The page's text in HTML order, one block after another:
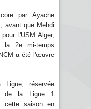
par Ayache
avant que Mehdi
l'USM Alger,
la 2e mi-temps
a été l'œuvre
réservée
de la Ligue 1
cette saison en